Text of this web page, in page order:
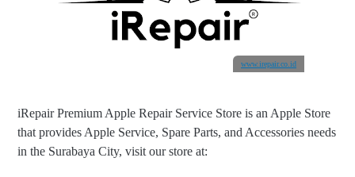
www.irepair.co.id
iRepair Premium Apple Repair Service Store is an Apple Store
that provides Apple Service, Spare Parts, and Accessories needs
in the Surabaya City, visit our store at: